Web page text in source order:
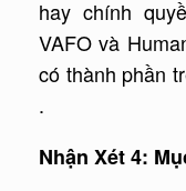
hay chính
VAFO và
có thành phần
.
Nhận Xét 4: